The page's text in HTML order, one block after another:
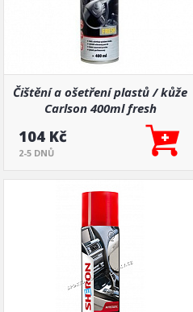
Čištění a ošetření plastů / kůže
Carlson 400ml fresh
104 Kč
2-5 DNŮ